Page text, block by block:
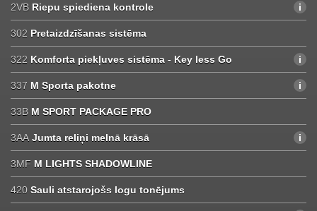
2VB Riepu spiediena kontrole
302 Pretaizdzīšanas sistēma
322 Komforta piekļuves sistēma - Key less Go
337 M Sporta pakotne
33B M SPORT PACKAGE PRO
3AA Jumta reliņi melnā krāsā
3MF M LIGHTS SHADOWLINE
420 Sauli atstarojošs logu tonējums